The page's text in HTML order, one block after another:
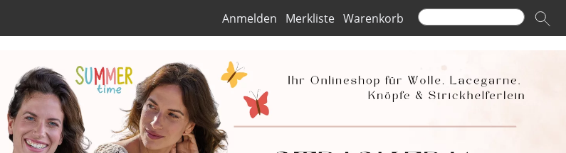
Anmelden Merkliste Warenkorb